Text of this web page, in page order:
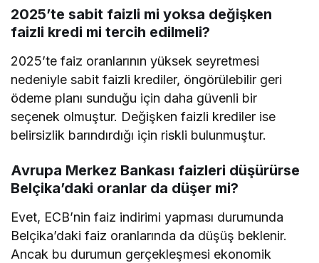
2025’te sabit faizli mi yoksa değişken
faizli kredi mi tercih edilmeli?
2025’te faiz oranlarının yüksek seyretmesi
nedeniyle sabit faizli krediler, öngörülebilir geri
ödeme planı sunduğu için daha güvenli bir
seçenek olmuştur. Değişken faizli krediler ise
belirsizlik barındırdığı için riskli bulunmuştur.
Avrupa Merkez Bankası faizleri düşürürse
Belçika’daki oranlar da düşer mi?
Evet, ECB’nin faiz indirimi yapması durumunda
Belçika’daki faiz oranlarında da düşüş beklenir.
Ancak bu durumun gerçekleşmesi ekonomik